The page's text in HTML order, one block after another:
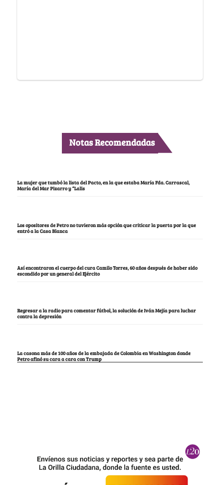
Notas Recomendadas
La mujer que tumbó la lista del Pacto, en la que estaba María Fda. Carrascal,
María del Mar Pizarro y “Lalis
Los opositores de Petro no tuvieron más opción que criticar la puerta por la que
entró a la Casa Blanca
Así encontraron el cuerpo del cura Camilo Torres, 60 años después de haber sido
escondido por un general del Ejército
Regresar a la radio para comentar fútbol, la solución de Iván Mejía para luchar
contra la depresión
La casona más de 100 años de la embajada de Colombia en Washington donde
Petro afinó su cara a cara con Trump